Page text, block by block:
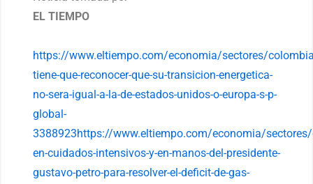
EL TIEMPO
https://www.eltiempo.com/economia/sectores/
tiene-que-reconocer-que-su-transicion-energetica-
no-sera-igual-a-la-de-estados-unidos-o-europa-s-p-
global-
3388923https://www.eltiempo.com/economia/
en-cuidados-intensivos-y-en-manos-del-presidente-
gustavo-petro-para-resolver-el-deficit-de-gas-